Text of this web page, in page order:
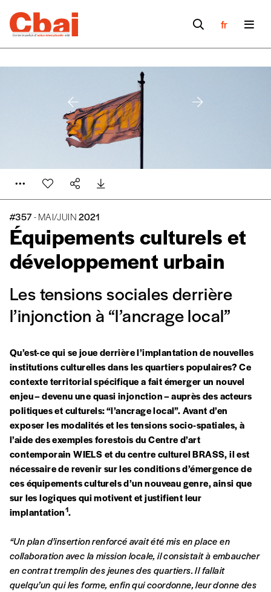
fr
#357- MAI/JUIN2021
Équipements culturels et
développement urbain
Les tensions sociales derrière
l’injonction à “l’ancrage local”
Qu’est-ce qui se joue derrière l’implantation de nouvelles
institutions culturelles dans les quartiers populaires? Ce
contexte territorial spécifique a fait émerger un nouvel
enjeu – devenu une quasi injonction – auprès des acteurs
politiques et culturels: “l’ancrage local”. Avant d’en
exposer les modalités et les tensions socio-spatiales, à
l’aide des exemples forestois du Centre d’art
contemporain WIELS et du centre culturel BRASS, il est
nécessaire de revenir sur les conditions d’émergence de
ces équipements culturels d’un nouveau genre, ainsi que
sur les logiques qui motivent et justifient leur
implantation1.
“Un plan d’insertion renforcé avait été mis en place en
collaboration avec la mission locale, il consistait à embaucher
en contrat tremplin des jeunes des quartiers. Il fallait
quelqu’un qui les forme, enfin qui coordonne, leur donne des